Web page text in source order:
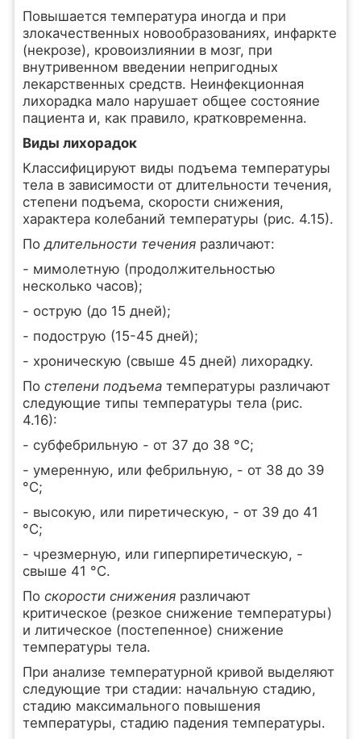
Повышается температура иногда и при
злокачественных новообразованиях, инфаркте
(некрозе), кровоизлиянии в мозг, при
внутривенном введении непригодных
лекарственных средств. Неинфекционная
лихорадка мало нарушает общее состояние
пациента и, как правило, кратковременна.
Виды лихорадок
Классифицируют виды подъема температуры
тела в зависимости от длительности течения,
степени подъема, скорости снижения,
характера колебаний температуры (рис. 4.15).
Подлительности течения различают:
- мимолетную (продолжительностью
несколько часов);
- острую (до 15 дней);
- подострую (15-45 дней);
- хроническую (свыше 45 дней) лихорадку.
По степени подъема температуры различают
следующие типы температуры тела (рис.
4.16):
- субфебрильную - от 37 до 38 °С;
- умеренную, или фебрильную, - от 38 до 39
°С;
- высокую, или пиретическую, - от 39 до 41
°С;
- чрезмерную, или гиперпиретическую, -
свыше 41 °С.
По скорости снижения различают
критическое (резкое снижение температуры)
и литическое (постепенное) снижение
температуры тела.
При анализе температурной кривой выделяют
следующие три стадии: начальную стадию,
стадию максимального повышения
температуры, стадию падения температуры.